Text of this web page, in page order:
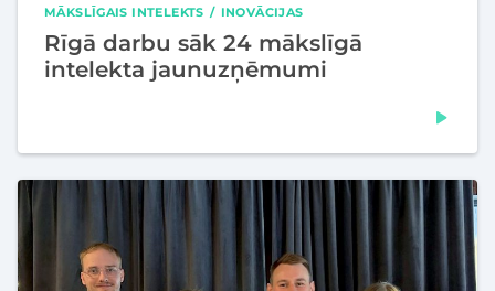
MĀKSLĪGAIS INTELEKTS INOVĀCIJAS
Rīgā darbu sāk 24 mākslīgā
intelekta jaunuzņēmumi